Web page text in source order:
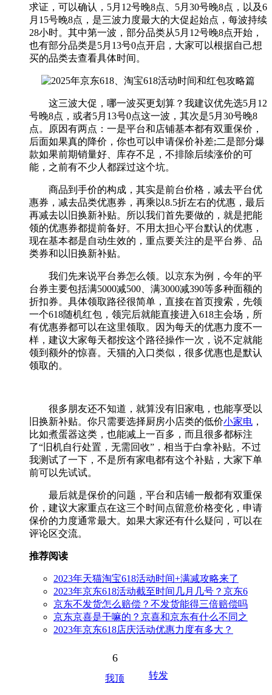
求证，可以确认，5月12号晚8点、5月30号晚8点，以及6
月15号晚8点，是三波力度最大的大促起始点，每波持续
28小时。其中第一波，部分品类从5月12号晚8点开始，
也有部分品类是5月13号0点开启，大家可以根据自己想
买的品类去查看具体时间。
这三波大促，哪一波买更划算？我建议优先选5月12
号晚8点，或者5月13号0点这一波，其次是5月30号晚8
点。原因有两点：一是平台和店铺基本都有双重保价，
后面如果真的降价，你也可以申请保价补差;二是部分爆
款如果前期销量好、库存不足，不排除后续涨价的可
能，之前有不少人都踩过这个坑。
商品到手价的构成，其实是前台价格，减去平台优
惠券，减去品类优惠券，再乘以8.5折左右的优惠，最后
再减去以旧换新补贴。所以我们首先要做的，就是把能
领的优惠券都提前备好。不用太担心平台默认的优惠，
现在基本都是自动生效的，重点要关注的是平台券、品
类券和以旧换新补贴。
我们先来说平台券怎么领。以京东为例，今年的平
台券主要包括满5000减500、满3000减390等多种面额的
折扣券。具体领取路径很简单，直接在首页搜索，先领
一个618随机红包，领完后就能直接进入618主会场，所
有优惠券都可以在这里领取。因为每天的优惠力度不一
样，建议大家每天都按这个路径操作一次，说不定就能
领到额外的惊喜。天猫的入口类似，很多优惠也是默认
领取的。
很多朋友还不知道，就算没有旧家电，也能享受以
旧换新补贴。你只需要选择厨房小店类的低价小家电 ，
比如煮蛋器这类，也能减上一百多，而且很多都标注
了“旧机自行处置，无需回收”，相当于白拿补贴。不过
我测试了一下，不是所有家电都有这个补贴，大家下单
前可以先试试。
最后就是保价的问题，平台和店铺一般都有双重保
价，建议大家重点在这三个时间点留意价格变化，申请
保价的力度通常最大。如果大家还有什么疑问，可以在
评论区交流。
推荐阅读
2023年天猫淘宝618活动时间+满减攻略来了
2023年京东618活动截至时间几月几号？京东6
京东不发货怎么赔偿？不发货能得三倍赔偿吗
京东京喜是干嘛的？京喜和京东有什么不同之
2023年京东618店庆活动优惠力度有多大？
6
我顶 转发